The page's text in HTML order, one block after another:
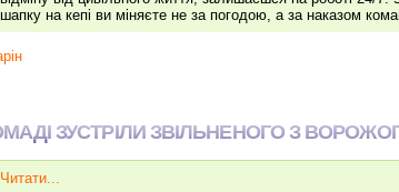
шапку на кепі ви міняєте не за погодою, а за наказом
ЗУСТРІЛИ ЗВІЛЬНЕНОГО З
Читати...